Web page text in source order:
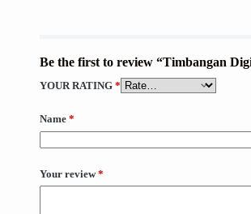
Be the first to review “Timbangan
YOUR RATING*
Name *
Your review*